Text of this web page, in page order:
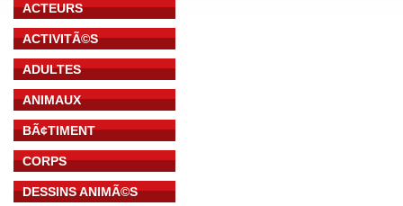
ACTEURS
ACTIVITÃ©S
ADULTES
ANIMAUX
BÃ¢TIMENT
CORPS
DESSINS ANIMÃ©S